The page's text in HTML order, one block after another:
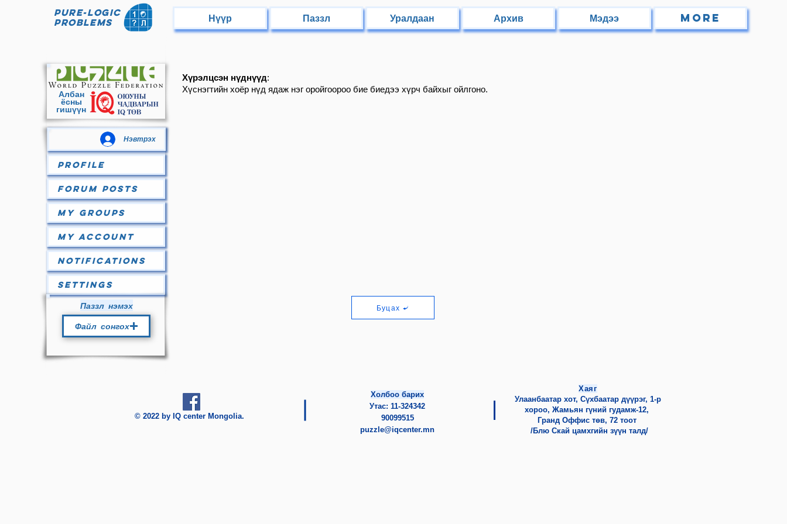
Pure-Logic
Problems
Нүүр Паззл Уралдаан Архив Мэдээ More
Хүрэлцсэн нүднүүд:
Хүснэгтийн хоёр нүд ядаж нэг оройгоороо бие биедээ хүрч байхыг ойлгоно.
Буцах
Албан
ёсны
гишүүн
Нэвтрэх
Profile
Forum Posts
My Groups
My Account
Notifications
Settings
Паззл нэмэх
Файл сонгох
© 2022 by IQ center Mongolia.
Холбоо барих
Утас: 11-324342
90099515
puzzle@iqcenter.mn
Хаяг
Улаанбаатар хот, Сүхбаатар дүүрэг, 1-р
хороо, Жамьян гүний гудамж-12,
Гранд Оффис төв, 72 тоот
/Блю Скай цамхгийн зүүн талд/